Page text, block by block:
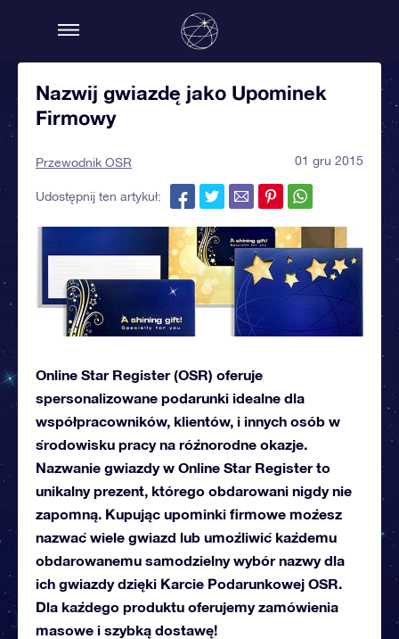
Nazwij gwiazdę jako Upominek
Firmowy
Przewodnik OSR 01 gru 2015
Udostępnij ten artykuł:
Online Star Register (OSR) oferuje
spersonalizowane podarunki idealne dla
współpracowników, klientów, i innych osób w
środowisku pracy na różnorodne okazje.
Nazwanie gwiazdy w Online Star Register to
unikalny prezent, którego obdarowani nigdy nie
zapomną. Kupując upominki firmowe możesz
nazwać wiele gwiazd lub umożliwić każdemu
obdarowanemu samodzielny wybór nazwy dla
ich gwiazdy dzięki Karcie Podarunkowej OSR.
Dla każdego produktu oferujemy zamówienia
masowe i szybką dostawę!